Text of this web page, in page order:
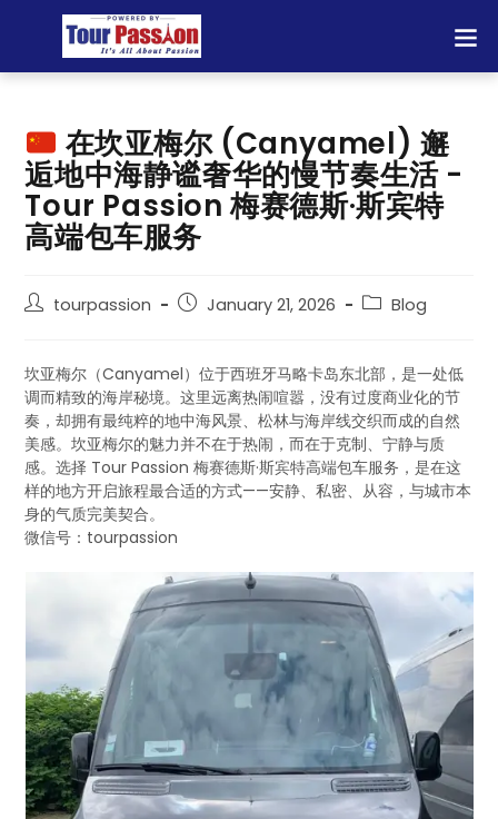
在坎亚梅尔 (Canyamel) 邂
逅地中海静谧奢华的慢节奏生活 -
Tour Passion 梅赛德斯·斯宾特
高端包车服务
tourpassion January 21, 2026 Blog
坎亚梅尔（Canyamel）位于西班牙马略卡岛东北部，是一处低
调而精致的海岸秘境。这里远离热闹喧嚣，没有过度商业化的节
奏，却拥有最纯粹的地中海风景、松林与海岸线交织而成的自然
美感。坎亚梅尔的魅力并不在于热闹，而在于克制、宁静与质
感。选择 Tour Passion 梅赛德斯·斯宾特高端包车服务，是在这
样的地方开启旅程最合适的方式——安静、私密、从容，与城市本
身的气质完美契合。
微信号：tourpassion